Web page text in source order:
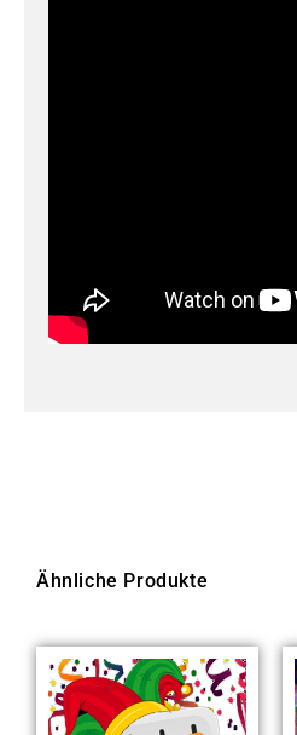
Ähnliche Produkte